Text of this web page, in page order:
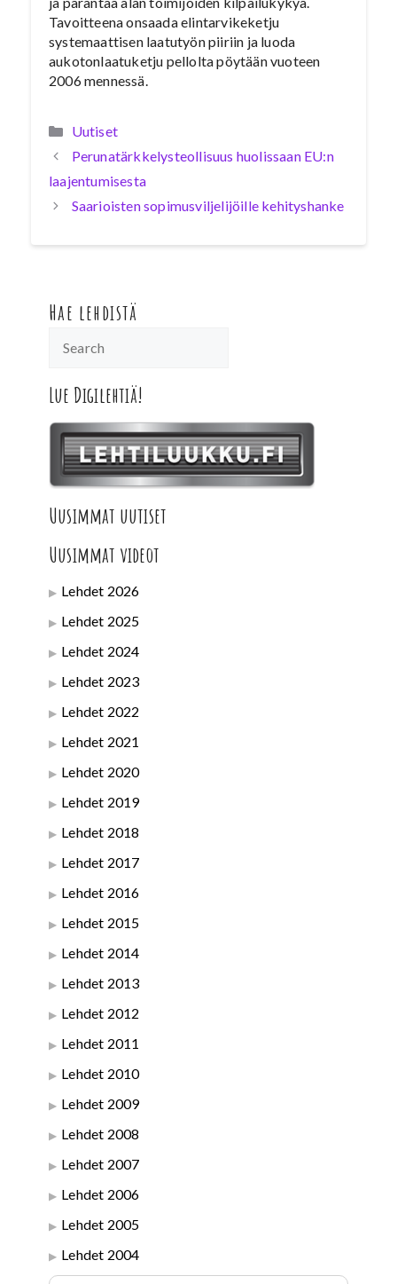
Tavoitteena onsaada elintarvikeketju
systemaattisen laatutyön piiriin ja luoda
aukotonlaatuketju pellolta pöytään vuoteen
2006 mennessä.
Kategoriat
Uutiset
Perunatärkkelysteollisuus huolissaan EU:n
laajentumisesta
Saarioisten sopimusviljelijöille kehityshanke
Hae lehdistä
Lue Digilehtiä!
Uusimmat uutiset
Uusimmat videot
Lehdet 2026
Lehdet 2025
Lehdet 2024
Lehdet 2023
Lehdet 2022
Lehdet 2021
Lehdet 2020
Lehdet 2019
Lehdet 2018
Lehdet 2017
Lehdet 2016
Lehdet 2015
Lehdet 2014
Lehdet 2013
Lehdet 2012
Lehdet 2011
Lehdet 2010
Lehdet 2009
Lehdet 2008
Lehdet 2007
Lehdet 2006
Lehdet 2005
Lehdet 2004